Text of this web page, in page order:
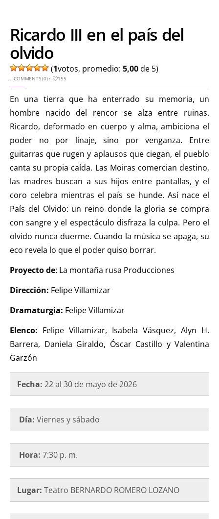
Ricardo III en el país del
olvido
(1votos, promedio: 5,00de 5)
..COMMENTS (0)• 155
En una tierra que ha enterrado su memoria, un
hombre nacido del rencor se alza entre ruinas.
Ricardo, deformado en cuerpo y alma, ambiciona el
poder no por linaje, sino por venganza. Entre
guitarras que rugen y aplausos que ciegan, el pueblo
canta su propia caída. Las Moiras comercian destino,
las madres buscan a sus hijos entre pantallas, y el
coro celebra mientras el país se hunde. Así nace el
País del Olvido: un reino donde la gloria se compra
con sangre y el espectáculo disfraza la culpa. Pero el
olvido nunca duerme. Cuando la música se apaga, su
eco revela lo que el poder quiso borrar.
Proyecto de: La montaña rusa Producciones
Dirección: Felipe Villamizar
Dramaturgia: Felipe Villamizar
Elenco: Felipe Villamizar, Isabela Vásquez, Alyn H.
Barrera, Daniela Giraldo, Óscar Castillo y Valentina
Garzón
Fecha: 22 al 30 de mayo de 2026
Día: Viernes y sábado
Hora: 7:30 p. m.
Lugar: Teatro BERNARDO ROMERO LOZANO